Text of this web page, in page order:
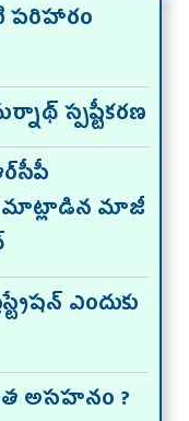
పరిహారం
స్పష్టీకరణ
మాజీ
ఎందుకు
అసహనం ?